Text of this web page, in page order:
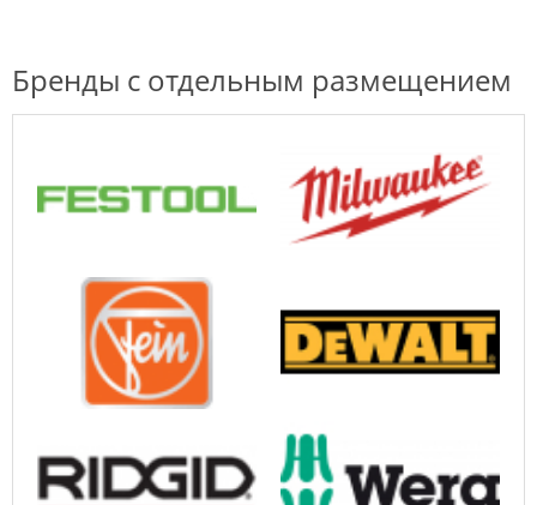
Бренды с отдельным размещением